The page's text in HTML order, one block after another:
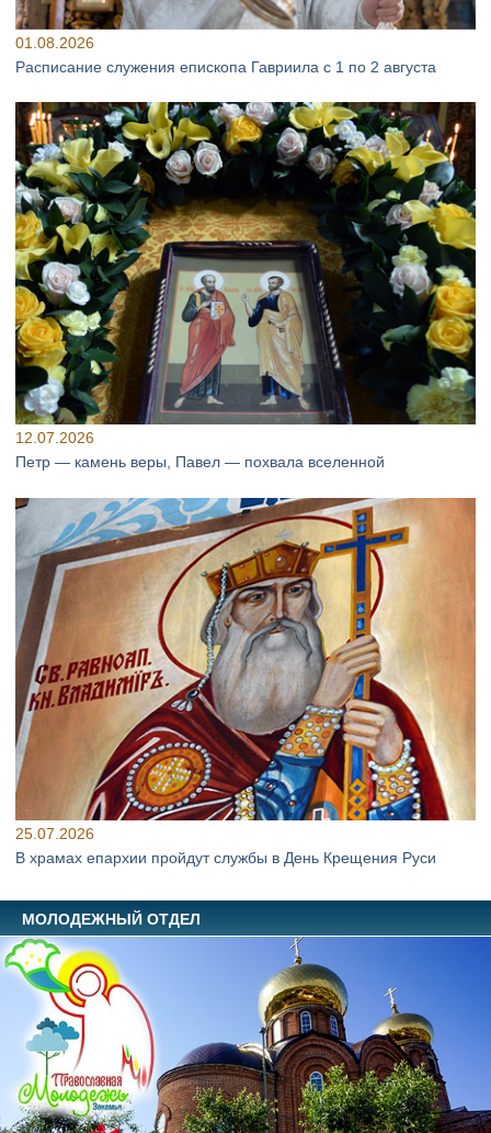
01.08.2026
Расписание служения епископа Гавриила с 1 по 2 августа
12.07.2026
Петр — камень веры, Павел — похвала вселенной
25.07.2026
В храмах епархии пройдут службы в День Крещения Руси
МОЛОДЕЖНЫЙ ОТДЕЛ